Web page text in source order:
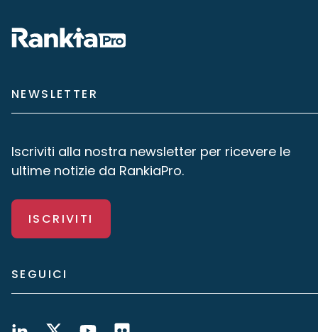
NEWSLETTER
Iscriviti alla nostra newsletter per ricevere le
ultime notizie da RankiaPro.
ISCRIVITI
SEGUICI